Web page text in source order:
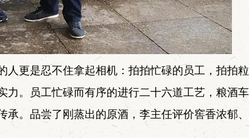
更是忍不住拿起相机：拍拍忙碌的员工，拍拍
。员工忙碌而有序的进行二十六道工艺，粮酒
。品尝了刚蒸出的原酒，李主任评价窖香浓郁